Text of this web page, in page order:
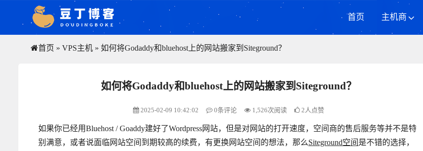
首页 主机商
首页 » VPS主机 » 如何将Godaddy和bluehost上的网站搬家到Siteground？
如何将Godaddy和bluehost上的网站搬家到Siteground？
2025-02-09 10:42:02 0条评论 1,526次阅读 2人点赞
如果你已经用Bluehost / Goaddy建好了Wordpress网站，但是对网站的打开速度，空间商的售后服务等并不是特
别满意，或者说面临网站空间到期较高的续费，有更换网站空间的想法，那么Siteground空间 是不错的选择，